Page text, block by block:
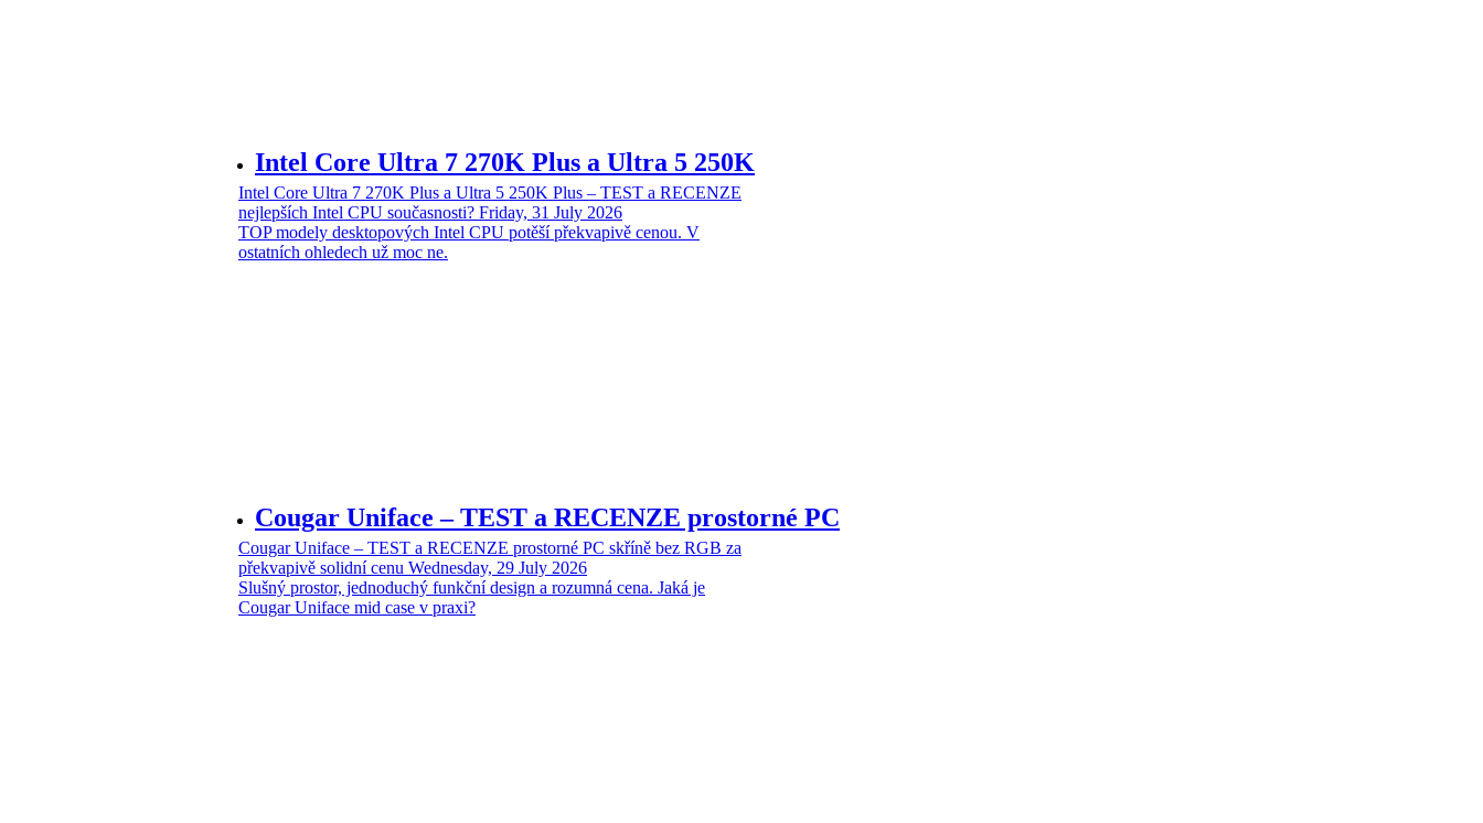
Intel Core Ultra 7 270K Plus a Ultra 5 250K
Intel Core Ultra 7 270K Plus a Ultra 5 250K Plus – TEST a RECENZE
nejlepších Intel CPU současnosti? Friday, 31 July 2026
TOP modely desktopových Intel CPU potěší překvapivě cenou. V
ostatních ohledech už moc ne.
Cougar Uniface – TEST a RECENZE prostorné PC
Cougar Uniface – TEST a RECENZE prostorné PC skříně bez RGB za
překvapivě solidní cenu Wednesday, 29 July 2026
Slušný prostor, jednoduchý funkční design a rozumná cena. Jaká je
Cougar Uniface mid case v praxi?